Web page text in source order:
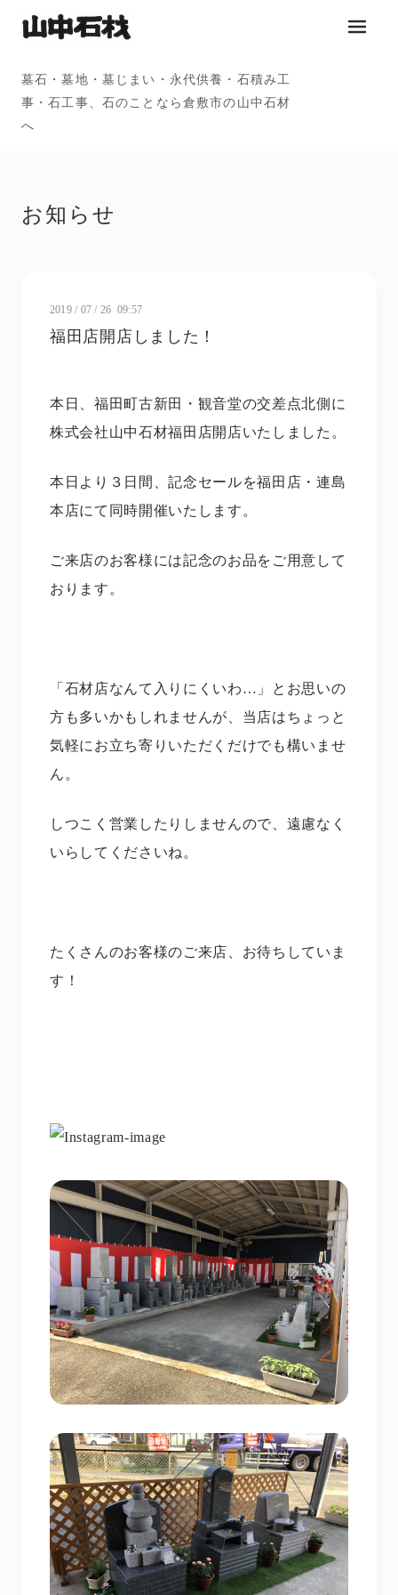
墓石・墓地・墓じまい・永代供養・石積み工
事・石工事、石のことなら倉敷市の山中石材
へ
メニュ
お知らせ
2019 / 07 / 26 09:57
福田店開店しました！
本日、福田町古新田・観音堂の交差点北側に
株式会社山中石材福田店開店いたしました。
本日より３日間、記念セールを福田店・連島
本店にて同時開催いたします。
ご来店のお客様には記念のお品をご用意して
おります。
「石材店なんて入りにくいわ…」とお思いの
方も多いかもしれませんが、当店はちょっと
気軽にお立ち寄りいただくだけでも構いませ
ん。
しつこく営業したりしませんので、遠慮なく
いらしてくださいね。
たくさんのお客様のご来店、お待ちしていま
す！